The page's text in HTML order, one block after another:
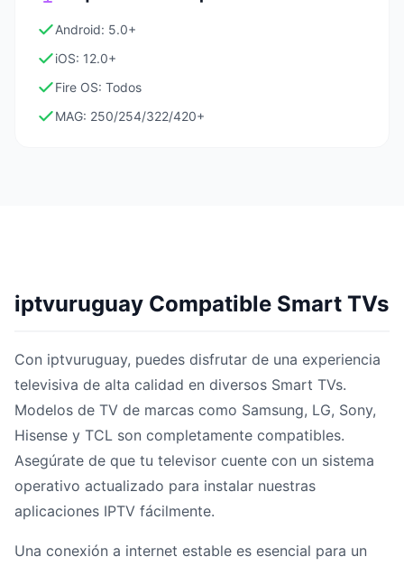
Android: 5.0+
iOS: 12.0+
Fire OS: Todos
MAG: 250/254/322/420+
iptvuruguay Compatible Smart TVs
Con iptvuruguay, puedes disfrutar de una experiencia
televisiva de alta calidad en diversos Smart TVs.
Modelos de TV de marcas como Samsung, LG, Sony,
Hisense y TCL son completamente compatibles.
Asegúrate de que tu televisor cuente con un sistema
operativo actualizado para instalar nuestras
aplicaciones IPTV fácilmente.
Una conexión a internet estable es esencial para un